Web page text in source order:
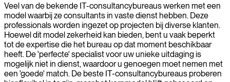
Veel van de bekende IT-consultancybureaus werken met een
model waarbij ze consultants in vaste dienst hebben. Deze
professionals worden ingezet op projecten bij diverse klanten.
Hoewel dit model zekerheid kan bieden, bent u vaak beperkt
tot de expertise die het bureau op dat moment beschikbaar
heeft. De 'perfecte' specialist voor uw unieke uitdaging is
mogelijk niet in dienst, waardoor u genoegen moet nemen met
een 'goede' match. De beste IT-consultancybureaus proberen